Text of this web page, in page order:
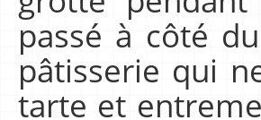
passé à côté
pâtisserie qui
tarte et